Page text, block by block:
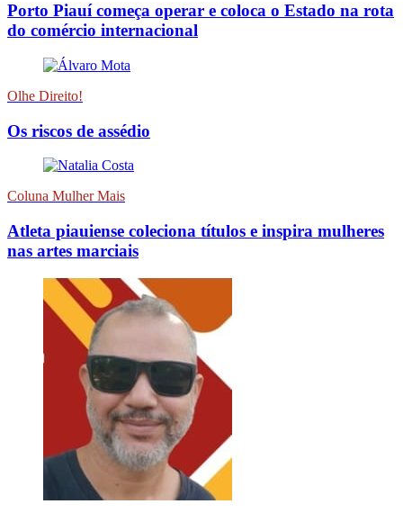
Porto Piauí começa operar e coloca o Estado na rota
do comércio internacional
Olhe Direito!
Os riscos de assédio
Coluna Mulher Mais
Atleta piauiense coleciona títulos e inspira mulheres
nas artes marciais